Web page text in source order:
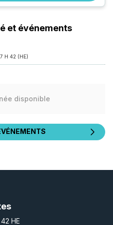
et événements
H 42 (HE)
disponible
HE